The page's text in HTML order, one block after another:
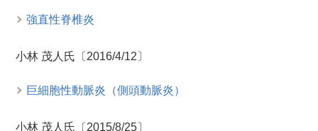
強直性脊椎炎
小林 茂人氏〔2016/4/12〕
巨細胞性動脈炎（側頭動脈炎）
小林 茂人氏〔2015/8/25〕